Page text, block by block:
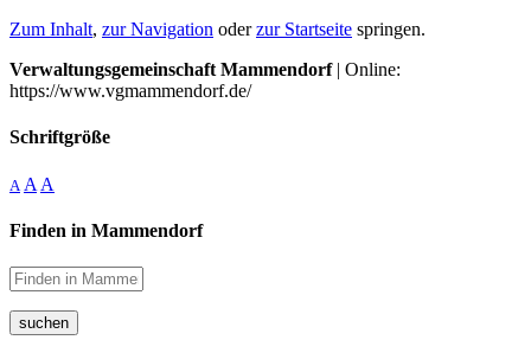
Zum Inhalt, zur Navigation oderzur Startseite springen.
Verwaltungsgemeinschaft Mammendorf| Online:
https://www.vgmammendorf.de/
Schriftgröße
A A A
Finden in Mammendorf
suchen